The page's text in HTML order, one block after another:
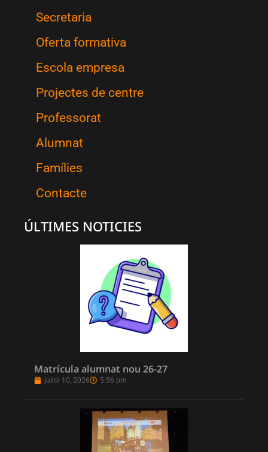
Secretaria
Oferta formativa
Escola empresa
Projectes de centre
Professorat
Alumnat
Famílies
Contacte
ÚLTIMES NOTICIES
Matrícula alumnat nou 26-27
juliol 10, 2026 5:56 pm